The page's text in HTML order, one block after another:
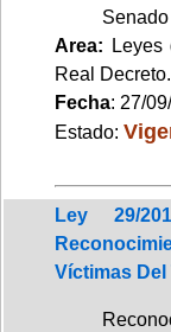
Area:
Real Decreto.
Fecha: 27/
Estado:
Ley 29/
Víctimas